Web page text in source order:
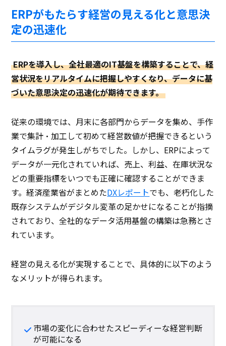
ERPがもたらす経営の見える化と意思決
定の迅速化
ERPを導入し、全社最適のIT基盤を構築することで、経
営状況をリアルタイムに把握しやすくなり、データに基
づいた意思決定の迅速化が期待できます。
従来の環境では、月末に各部門からデータを集め、手作
業で集計・加工して初めて経営数値が把握できるという
タイムラグが発生しがちでした。しかし、ERPによって
データが一元化されていれば、売上、利益、在庫状況な
どの重要指標をいつでも正確に確認することができま
す。経済産業省がまとめたDXレポートでも、老朽化した
既存システムがデジタル変革の足かせになることが指摘
されており、全社的なデータ活用基盤の構築は急務とさ
れています。
経営の見える化が実現することで、具体的に以下のよう
なメリットが得られます。
市場の変化に合わせたスピーディーな経営判断
が可能になる